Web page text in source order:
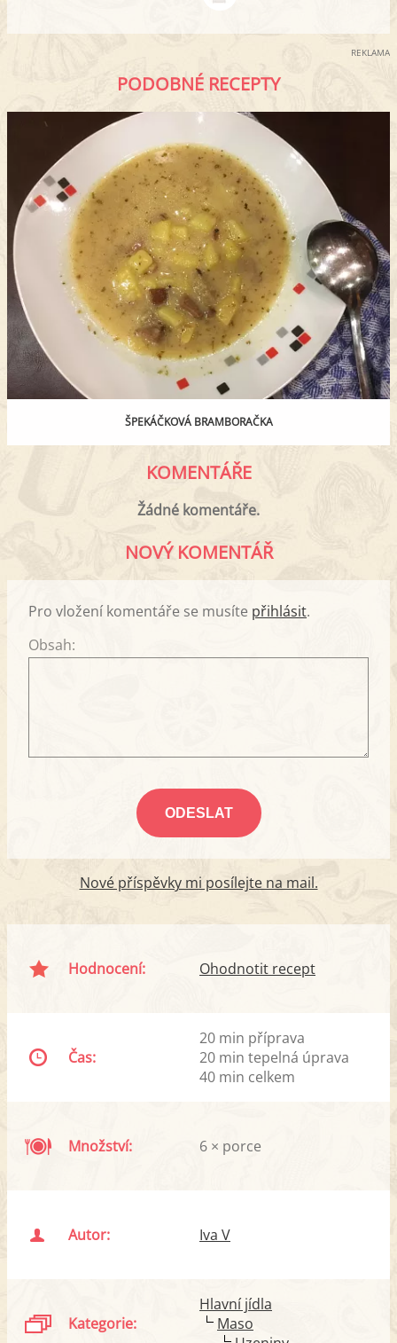
REKLAMA
PODOBNÉ RECEPTY
ŠPEKÁČKOVÁ BRAMBORAČKA
KOMENTÁŘE
Žádné komentáře.
NOVÝ KOMENTÁŘ
Pro vložení komentáře se musíte přihlásit.
Obsah:
Nové příspěvky mi posílejte na mail.
Hodnocení: Ohodnotit recept
Čas:
20 min příprava
20 min tepelná úprava
40 min celkem
Množství: 6 × porce
Autor: Iva V
Kategorie:
Hlavní jídla
Maso